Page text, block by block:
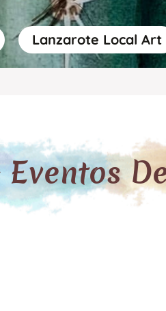
Lanzarote Local Art
Eventos